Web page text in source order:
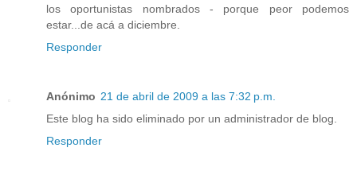
los oportunistas nombrados - porque peor podemos
estar...de acá a diciembre.
Responder
Anónimo 21 de abril de 2009 a las 7:32 p.m.
Este blog ha sido eliminado por un administrador de blog.
Responder